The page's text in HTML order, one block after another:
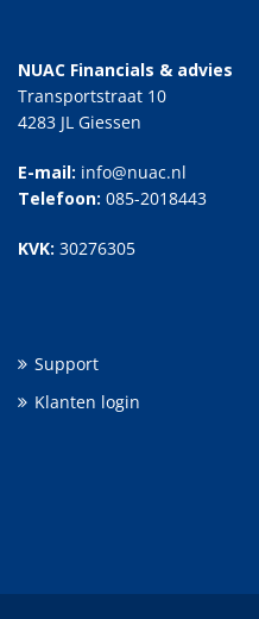
NUAC Financials & advies
Transportstraat 10
4283 JL Giessen
E-mail: info@nuac.nl
Telefoon: 085-2018443
KVK: 30276305
Support
Klanten login